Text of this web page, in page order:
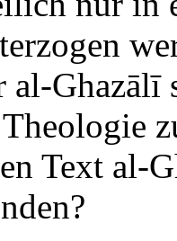
Ghazālī
Text al-